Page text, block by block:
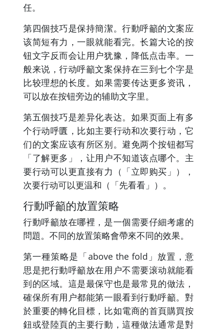
任。
第四個技巧是保持簡潔。行動呼籲的文案应
该简短有力，一眼就能看完。长篇大论的按
钮文字反而会让用户犹豫，降低点击率。一
般来说，行动呼籲文案保持在三到七个字是
比较理想的长度。如果需要传达更多资讯，
可以放在按钮旁边的辅助文字里。
第五個技巧是差异化表达。如果页面上有多
个行动呼匱，比如主要行动和次要行动，它
们的文案应该有所区别。避免两个按钮都写
「了解更多」，让用户不知道该点哪个。主
要行动可以更直接有力（「立即购买」），
次要行动可以更温和（「先看看」）。
行動呼籲的放置策略
行動呼籲放在哪裡，是一個需要仔細考慮的
問題。不同的放置策略會帶來不同的效果。
第一種策略是「above the fold」放置，意
思是把行動呼籲放在用户不需要滚动就能看
到的区域。這是最保守也是最常見的做法，
確保所有用户都能第一眼看到行動呼籲。對
於重要的轉化目標，比如電商的首頁購買按
鈕或登陸頁的主要行動，這種做法通常是對